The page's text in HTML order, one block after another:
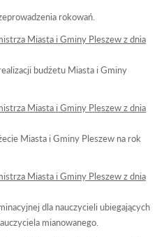
rokowań.
Miasta i Gminy Pleszew z dnia
budżetu Miasta i Gminy
Miasta i Gminy Pleszew z dnia
Miasta i Gminy Pleszew na rok
Miasta i Gminy Pleszew z dnia
dla nauczycieli ubiegających
mianowanego.